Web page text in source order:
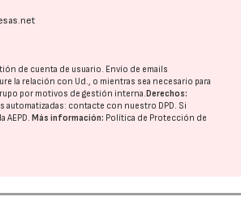
de cuenta de usuario. Envío de emails
la relación con Ud., o mientras sea necesario para
por motivos de gestión interna. Derechos:
automatizadas: contacte con nuestro DPD. Si
AEPD. Más información: Política de Protección de